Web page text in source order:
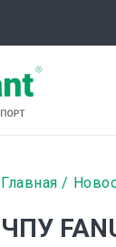
Строка
Главная
ЧПУ